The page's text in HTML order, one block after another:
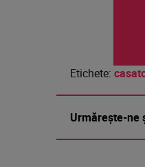
Etichete:
Urmărește-ne